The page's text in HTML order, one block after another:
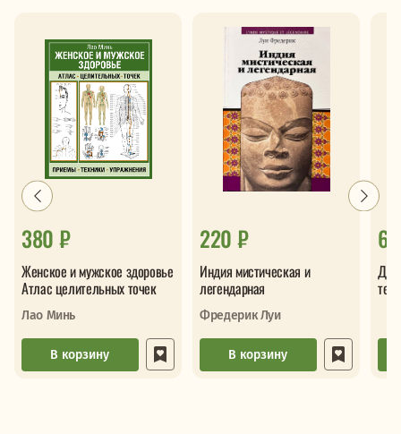
380 ₽
Женское и мужское здоровье
Атлас целительных точек
Лао Минь
В корзину
220 ₽
Индия мистическая и
легендарная
Фредерик Луи
В корзину